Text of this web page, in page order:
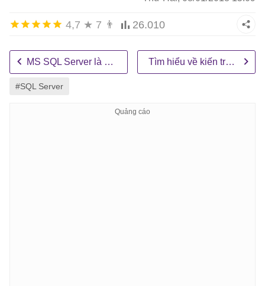
4,7 ★ 7 👨 26.010
MS SQL Server là gì? Tìm hiểu về kiến trúc của MS SQL Server
#SQL Server